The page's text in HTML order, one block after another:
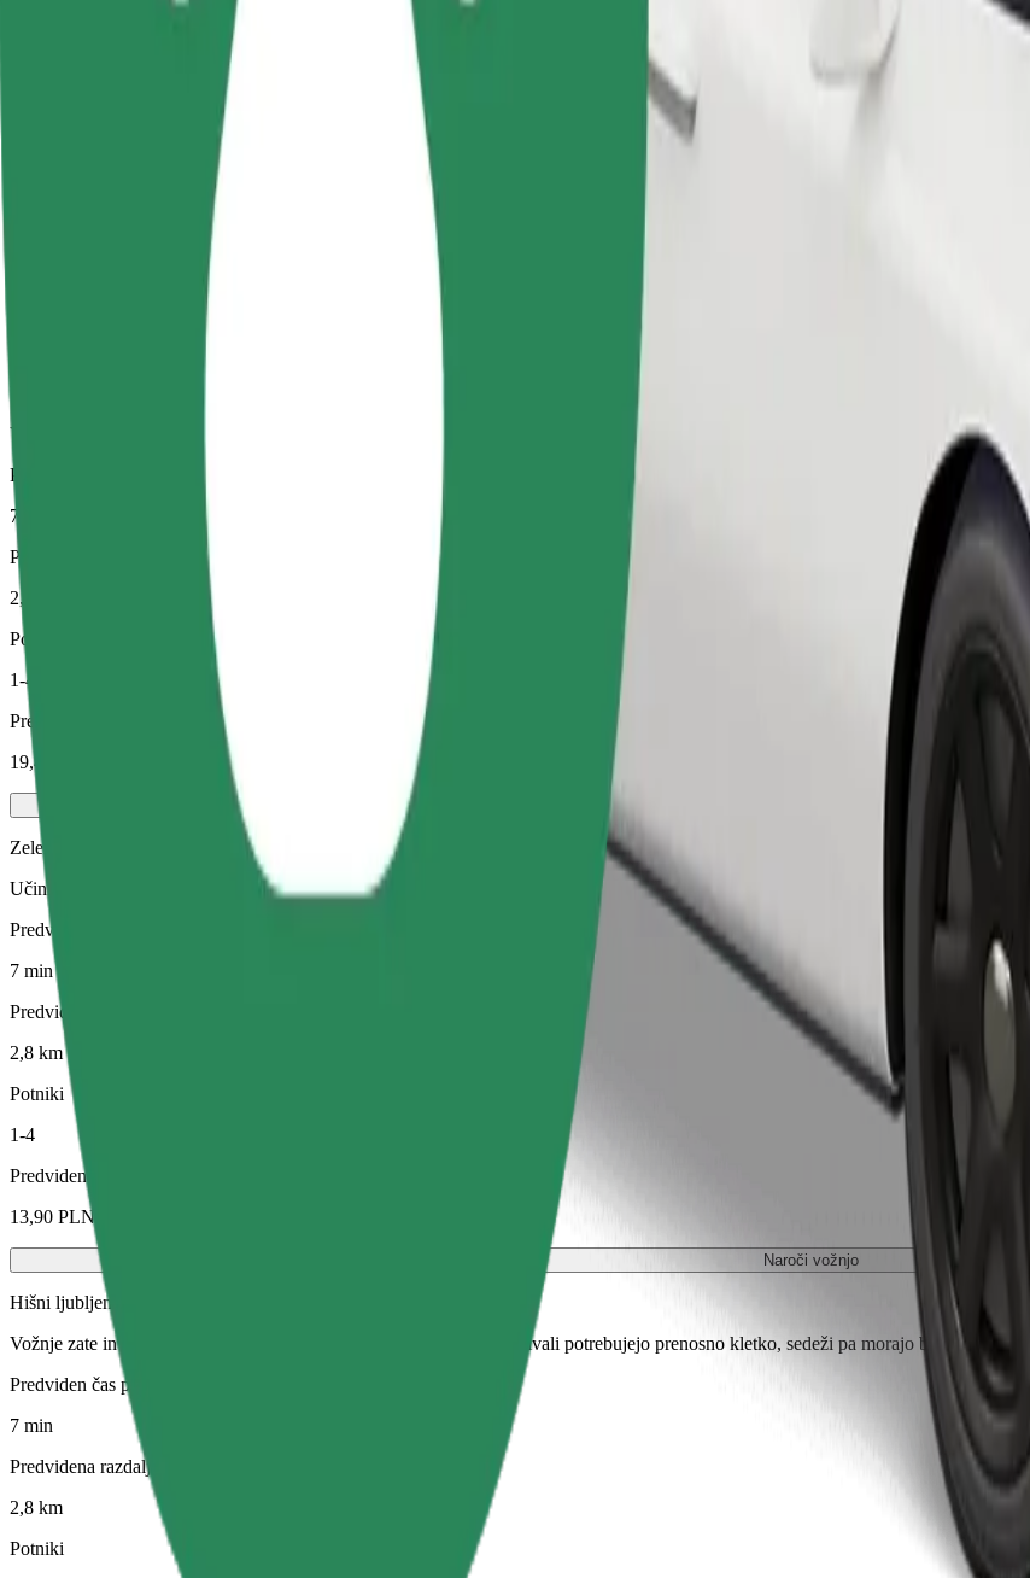
Večja vozila z več prostora za noge in prtljago
Predviden čas potovanja
7 min
Predvidena razdalja
2,8 km
Potniki
1-4
Predvidena cena
19,40 PLN
Zelena
Učinkovite vožnje v hibridnih in električnih vozilih
Predviden čas potovanja
7 min
Predvidena razdalja
2,8 km
Potniki
1-4
Predvidena cena
13,90 PLN
Naroči vožnjo
Hišni ljubljenčki
Vožnje zate in tvojo hišno žival. Psi morajo nositi nagobčnik, male živali potrebujejo prenosno kletko, sedeži pa morajo biti zaščiteni
Predviden čas potovanja
7 min
Predvidena razdalja
2,8 km
Potniki